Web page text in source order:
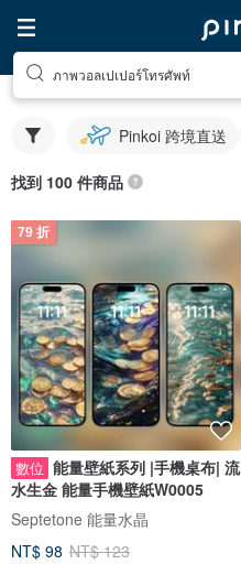
ภาพวอลเปเปอร์โทรศัพท์
Pinkoi 跨境直送
找到 100 件商品
79 折
數位 能量壁紙系列 |手機桌布| 流
水生金 能量手機壁紙W0005
Septetone 能量水晶
NT$ 98 NT$ 123